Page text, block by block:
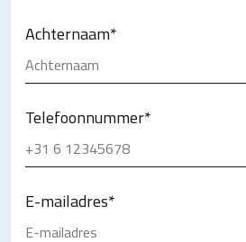
Achternaam*
Telefoonnummer*
E-mailadres*